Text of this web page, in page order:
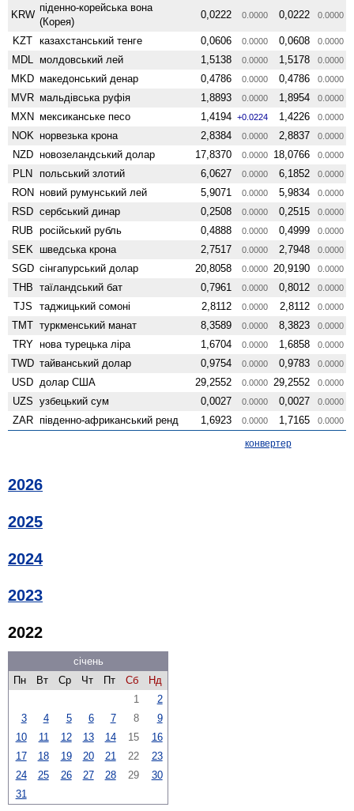
KRW
піденно-корейська вона
(Корея)
0,0222 0.0000 0,0222 0.0000
KZT казахстанський тенге 0,0606 0.0000 0,0608 0.0000
MDL молдовський лей 1,5138 0.0000 1,5178 0.0000
MKD македонський денар 0,4786 0.0000 0,4786 0.0000
MVR мальдівська руфія 1,8893 0.0000 1,8954 0.0000
MXN мексиканське песо 1,4194 +0.0224 1,4226 0.0000
NOK норвезька крона 2,8384 0.0000 2,8837 0.0000
NZD ново­зеландський долар 17,8370 0.0000 18,0766 0.0000
PLN польський злотий 6,0627 0.0000 6,1852 0.0000
RON новий румунський лей 5,9071 0.0000 5,9834 0.0000
RSD сербський динар 0,2508 0.0000 0,2515 0.0000
RUB російський рубль 0,4888 0.0000 0,4999 0.0000
SEK шведська крона 2,7517 0.0000 2,7948 0.0000
SGD сінгапурський долар 20,8058 0.0000 20,9190 0.0000
THB таїландський бат 0,7961 0.0000 0,8012 0.0000
TJS таджицький сомоні 2,8112 0.0000 2,8112 0.0000
TMT туркменський манат 8,3589 0.0000 8,3823 0.0000
TRY нова турецька ліра 1,6704 0.0000 1,6858 0.0000
TWD тайванський долар 0,9754 0.0000 0,9783 0.0000
USD долар США 29,2552 0.0000 29,2552 0.0000
UZS узбецький сум 0,0027 0.0000 0,0027 0.0000
ZAR південно-африканський ренд 1,6923 0.0000 1,7165 0.0000
конвертер
2026
2025
2024
2023
2022
січень
Пн
Вт Ср Чт Пт Сб
Нд
1
2
3
4 5 6 7 8
9
10
11 12 13 14 15
16
17
18 19 20 21 22
23
24
25 26 27 28 29
30
31